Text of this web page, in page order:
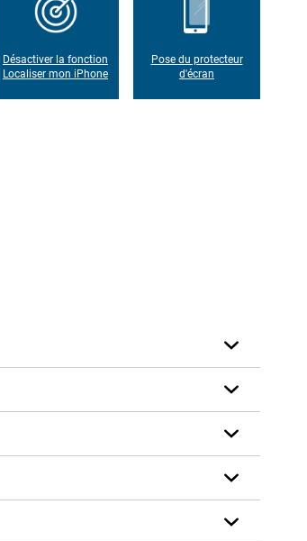
Désactiver la fonction
Localiser mon iPhone
Pose du protecteur
d'écran